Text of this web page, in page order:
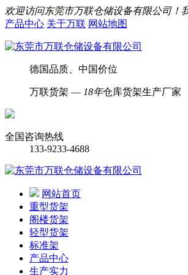
欢迎访问东莞市万联仓储设备有限公司！
产品中心 关于万联 网站地图
德国品质、中国价位
万联货架 — 18年仓库货架生产厂家
全国咨询热线
133-9233-4688
网站首页
重型货架
阁楼货架
轻型货架
标准架
产品中心
生产实力